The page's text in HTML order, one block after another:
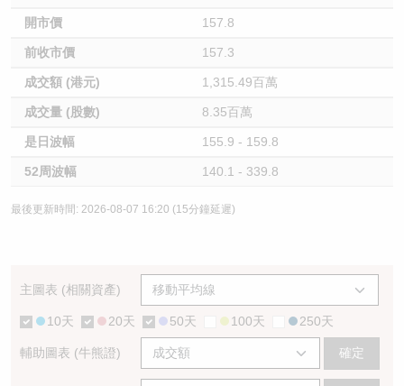
開市價 157.8
前收市價 157.3
成交額 (港元) 1,315.49百萬
成交量 (股數) 8.35百萬
是日波幅 155.9 - 159.8
52周波幅 140.1 - 339.8
最後更新時間: 2026-08-07 16:20 (15分鐘延遲)
主圖表 (相關資產)
10天 20天 50天 100天 250天
輔助圖表 (牛熊證) 確定